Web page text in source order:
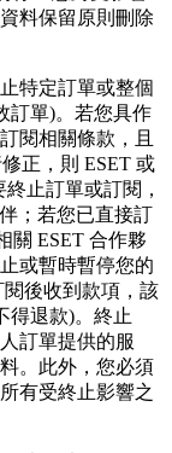
料保留原則刪除
特定訂單或整個
訂單)。若您具作
閱相關條款，且
正，則 ESET 或
止訂單或訂閱，
；若您已直接訂
關 ESET 合作夥
或暫時暫停您的
後收到款項，該
得退款)。終止
訂單提供的服
。此外，您必須
有受終止影響之